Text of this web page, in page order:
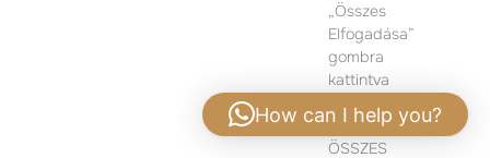
How can I help you?
„Összes
Elfogadása”
gombra
kattintva
az
ÖSSZES